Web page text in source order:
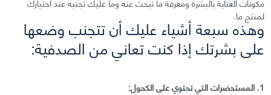
لمنتج ما.
وهذه سبعة أشياء عليك أن تتجنب وضعها
على بشرتك إذا كنت تعاني من الصدفية:
1. المستحضرات التي تحتوي على الكحول: